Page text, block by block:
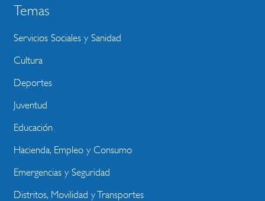
Temas
Servicios Sociales y Sanidad
Cultura
Deportes
Juventud
Educación
Hacienda, Empleo y Consumo
Emergencias y Seguridad
Distritos, Movilidad y Transportes